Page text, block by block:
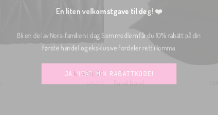
kr 400.00
LULU'S
LUE
Rakel hood
En liten velkomstgave til deg! ❤️
Bli en del av Nora-familien i dag. Som medlem får du 10% rabatt på din
første handel og eksklusive fordeler rett i lomma.
JA, HENT MIN RABATTKODE!